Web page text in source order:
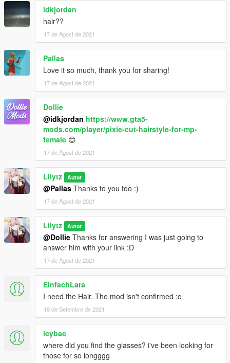
idkjordan
hair??
17 de Agost de 2021
Pallas
Love it so much, thank you for sharing!
17 de Agost de 2021
Dollie
@idkjordan https://www.gta5-
mods.com/player/pixie-cut-hairstyle-for-mp-
female 😊
17 de Agost de 2021
Lilytz Autor
@Pallas Thanks to you too :)
17 de Agost de 2021
Lilytz Autor
@Dollie Thanks for answering I was just going to
answer him with your link :D
17 de Agost de 2021
EinfachLara
I need the Hair. The mod isn't confirmed :c
19 de Setembre de 2021
leybae
where did you find the glasses? i've been looking for
those for so longggg